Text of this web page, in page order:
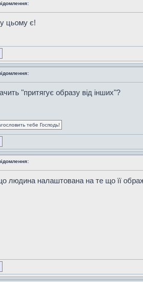
цьому є!
"притягує образу від інших"?
тебе Господь!
людина налаштована на те що її